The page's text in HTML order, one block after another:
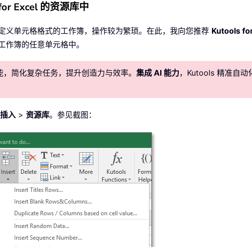
Excel 的资源库中
义单元格格式的工作簿，操作较为繁琐。在此，我向您推荐 Kutools
簿的任意单元格中。
简化复杂任务，提升创造力与效率。 集成 AI 能力，Kutools 精准自动
插入 > 资源库。参见截图：